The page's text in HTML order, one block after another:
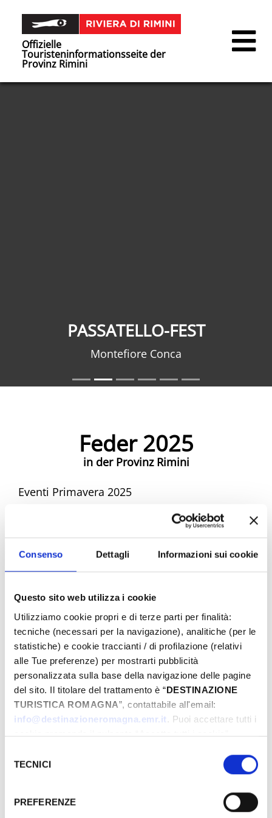
Consenso Dettagli Informazioni sui cookie
Questo sito web utilizza i cookie
Utilizziamo cookie propri e di terze parti per finalità:
tecniche (necessari per la navigazione), analitiche (per le
statistiche) e cookie traccianti / di profilazione (relativi
alle Tue preferenze) per mostrarti pubblicità
personalizzata sulla base della navigazione delle pagine
del sito. Il titolare del trattamento è “DESTINAZIONE
TURISTICA ROMAGNA”, contattabile all'email:
info@destinazioneromagna.emr.it. Puoi accettare tutti i
cookie premendo il pulsante “Accetta tutti i cookie”,
gestire le tue preferenze facendo clic su “Personalizza”.
Qualora acconsenti a tutti i cookie i Tuoi dati potranno
attualmente non fornisce garanzie idonee per il
delTECNICI
PREFERENZE
Offizielle
Touristeninformationsseite der
Provinz Rimini
PASSATELLO-FEST
Montefiore Conca
Feder 2025
in der Provinz Rimini
Eventi Primavera 2025
Eventi di Primavera Riviera Rimini
Von
Bis
Stadt
Typen